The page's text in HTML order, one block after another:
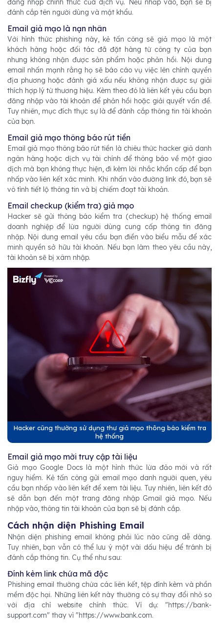
đăng nhập chính thức của dịch vụ. Nếu nhấp vào, bạn sẽ bị
đánh cắp tên người dùng và mật khẩu.
Email giả mạo là nạn nhân
Với hình thức phishing này, kẻ tấn công sẽ giả mạo là một
khách hàng hoặc đối tác đã đặt hàng từ công ty của bạn
nhưng không nhận được sản phẩm hoặc phản hồi. Nội dung
email nhấn mạnh rằng họ sẽ báo cáo vụ việc lên chính quyền
địa phương hoặc đánh giá xấu nếu không nhận được sự giải
thích hợp lý từ thương hiệu. Kèm theo đó là liên kết yêu cầu bạn
đăng nhập vào tài khoản để phản hồi hoặc giải quyết vấn đề.
Tuy nhiên, mục đích thực sự là để đánh cắp thông tin tài khoản
của bạn.
Email giả mạo thông báo rút tiền
Email giả mạo thông báo rút tiền là chiêu thức hacker giả danh
ngân hàng hoặc dịch vụ tài chính để thông báo về một giao
dịch mà bạn không thực hiện, đi kèm lời nhắc khẩn cấp để bạn
nhấp vào liên kết xác minh. Khi nhấn vào đường link đó, bạn sẽ
vô tình tiết lộ thông tin và bị chiếm đoạt tài khoản.
Email checkup (kiểm tra) giả mạo
Hacker sẽ gửi thông báo kiểm tra (checkup) hệ thống email
doanh nghiệp để lừa người dùng cung cấp thông tin đăng
nhập. Nội dung email yêu cầu bạn điền vào biểu mẫu để xác
minh quyền sở hữu tài khoản. Nếu bạn làm theo yêu cầu này,
tài khoản sẽ bị xâm nhập.
Hacker cũng thường sử dụng thư giả mạo thông báo kiểm tra
hệ thống
Email giả mạo mời truy cập tài liệu
Giả mạo Google Docs là một hình thức lừa đảo mới và rất
nguy hiểm. Kẻ tấn công gửi email mạo danh người quen, yêu
cầu bạn nhấp vào liên kết để xem tài liệu. Tuy nhiên, liên kết đó
sẽ dẫn bạn đến một trang đăng nhập Gmail giả mạo. Nếu
nhập vào, thông tin tài khoản của bạn sẽ bị đánh cắp.
Cách nhận diện Phishing Email
Nhận diện phishing email không phải lúc nào cũng dễ dàng.
Tuy nhiên, bạn vẫn có thể lưu ý một vài dấu hiệu để tránh bị
đánh cắp thông tin. Cụ thể như sau:
Đính kèm link chứa mã độc
Phishing email thường chứa các liên kết, tệp đính kèm và phần
mềm độc hại. Những liên kết này thường có sự thay đổi nhỏ so
với địa chỉ website chính thức. Ví dụ: "https://bank-
support.com" thay vì "https://www.bank.com.